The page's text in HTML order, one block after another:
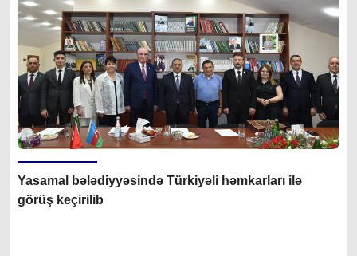
Yasamal bələdiyyəsində Türkiyəli həmkarları ilə
görüş keçirilib